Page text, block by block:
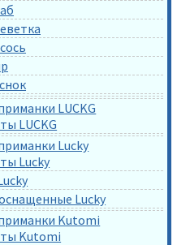
LUCKG
LUCKG
Lucky
Lucky
Lucky
Kutomi
Kutomi